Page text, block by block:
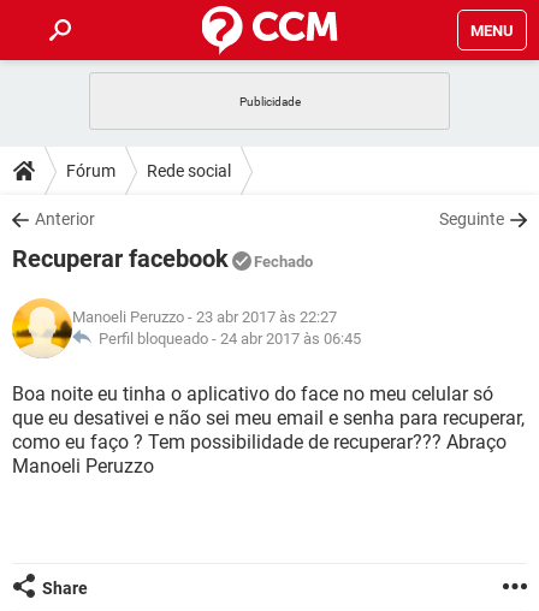
MENU
CELULAR
OUTLOOK
INSTAGRAM GMAIL
GUIA DE COMPRAS
DICAS
JOGOS
INSTAGRAM GMAIL
GUIA DE COMPRAS
DOWNLOADS
JOGOS WHATSAPP
CELULAR
OUTLOOK EXCEL
INSTAGRAM GMAIL
GUIA DE COMPRAS
FÓRUM
JOGOS WHATSAPP
CELULAR
OUTLOOK EXCEL
INSTAGRAM GMAIL
GLOSSÁRIO
WHATSAPP
CELULAR FACEBOOK
OUTLOOK
Fórum Rede social
Anterior Seguinte
Recuperar facebook Fechado
Manoeli Peruzzo - 23 abr 2017 às 22:27
Perfil bloqueado - 24 abr 2017 às 06:45
Boa noite eu tinha o aplicativo do face no meu celular só
que eu desativei e não sei meu email e senha para recuperar,
como eu faço ? Tem possibilidade de recuperar??? Abraço
Manoeli Peruzzo
Share